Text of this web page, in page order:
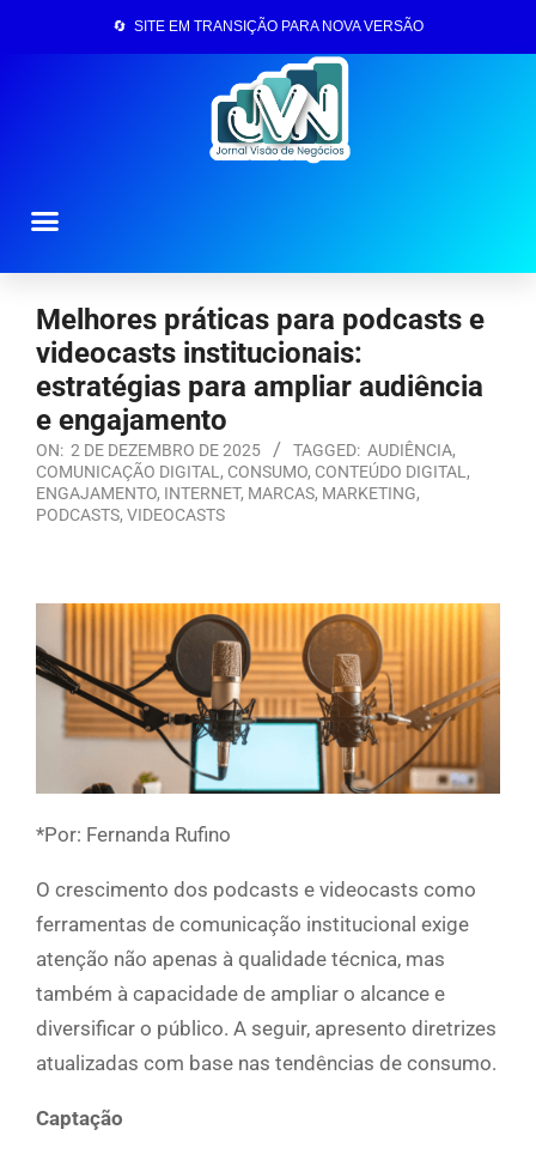
🔄 SITE EM TRANSIÇÃO PARA NOVA VERSÃO
Melhores práticas para podcasts e
videocasts institucionais:
estratégias para ampliar audiência
e engajamento
ON: 2 DE DEZEMBRO DE 2025 TAGGED: AUDIÊNCIA,
COMUNICAÇÃO DIGITAL , CONSUMO, CONTEÚDO DIGITAL ,
ENGAJAMENTO, INTERNET, MARCAS, MARKETING,
PODCASTS, VIDEOCASTS
*Por: Fernanda Rufino
O crescimento dos podcasts e videocasts como
ferramentas de comunicação institucional exige
atenção não apenas à qualidade técnica, mas
também à capacidade de ampliar o alcance e
diversificar o público. A seguir, apresento diretrizes
atualizadas com base nas tendências de consumo.
Captação